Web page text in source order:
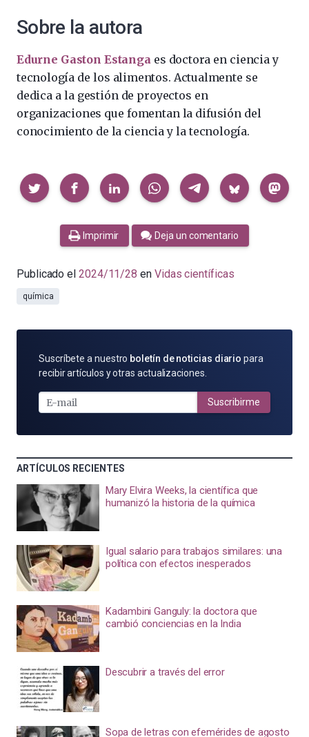
Sobre la autora
Edurne Gaston Estangaes doctora en ciencia y
tecnología de los alimentos. Actualmente se
dedica a la gestión de proyectos en
organizaciones que fomentan la difusión del
conocimiento de la ciencia y la tecnología.
Compartir
Imprimir Deja un comentario
Publicado el 2024/11/28 en Vidas científicas
química
SUSCRÍBETE
POR
MAIL
Suscríbete a nuestro boletín de noticias diario para
recibir artículos y otras actualizaciones.
Suscribirme
ARTÍCULOS RECIENTES
Mary Elvira Weeks, la científica que
humanizó la historia de la química
Igual salario para trabajos similares: una
política con efectos inesperados
Kadambini Ganguly: la doctora que
cambió conciencias en la India
Descubrir a través del error
Sopa de letras con efemérides de agosto